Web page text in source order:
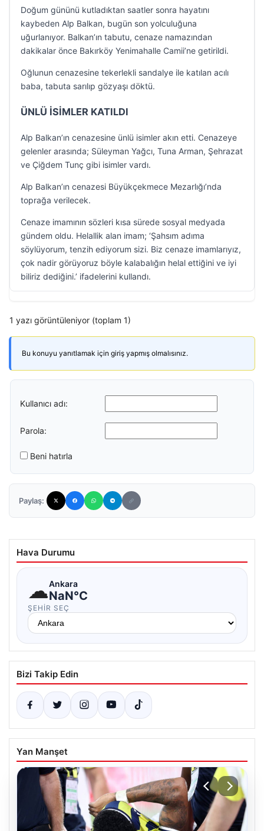
Doğum gününü kutladıktan saatler sonra hayatını
kaybeden Alp Balkan, bugün son yolculuğuna
uğurlanıyor. Balkan’ın tabutu, cenaze namazından
dakikalar önce Bakırköy Yenimahalle Camii’ne getirildi.
Oğlunun cenazesine tekerlekli sandalye ile katılan acılı
baba, tabuta sarılıp gözyaşı döktü.
ÜNLÜ İSİMLER KATILDI
Alp Balkan’ın cenazesine ünlü isimler akın etti. Cenazeye
gelenler arasında; Süleyman Yağcı, Tuna Arman, Şehrazat
ve Çiğdem Tunç gibi isimler vardı.
Alp Balkan’ın cenazesi Büyükçekmece Mezarlığı’nda
toprağa verilecek.
Cenaze imamının sözleri kısa sürede sosyal medyada
gündem oldu. Helallik alan imam; ‘Şahsım adıma
söylüyorum, tenzih ediyorum sizi. Biz cenaze imamlarıyız,
çok nadir görüyoruz böyle kalabalığın helal ettiğini ve iyi
biliriz dediğini.’ ifadelerini kullandı.
1 yazı görüntüleniyor (toplam 1)
Bu konuyu yanıtlamak için giriş yapmış olmalısınız.
Kullanıcı adı:
Parola:
Beni hatırla
Paylaş:
Hava Durumu
☁Ankara
NaN°C
ŞEHIR SEÇ
Bizi Takip Edin
Yan Manşet